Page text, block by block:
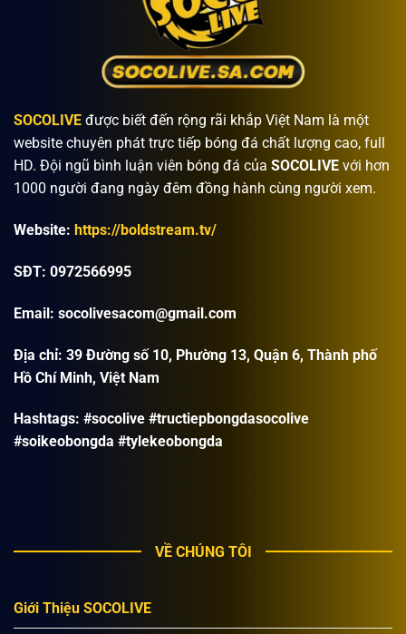
SOCOLIVE được biết đến rộng rãi khắp Việt Nam là một
website chuyên phát trực tiếp bóng đá chất lượng cao, full
HD. Đội ngũ bình luận viên bóng đá của SOCOLIVE với hơn
1000 người đang ngày đêm đồng hành cùng người xem.
Website: https://boldstream.tv/
SĐT: 0972566995
Email: socolivesacom@gmail.com
Địa chỉ: 39 Đường số 10, Phường 13, Quận 6, Thành phố
Hồ Chí Minh, Việt Nam
Hashtags: #socolive #tructiepbongdasocolive
#soikeobongda #tylekeobongda
VỀ CHÚNG TÔI
Giới Thiệu SOCOLIVE